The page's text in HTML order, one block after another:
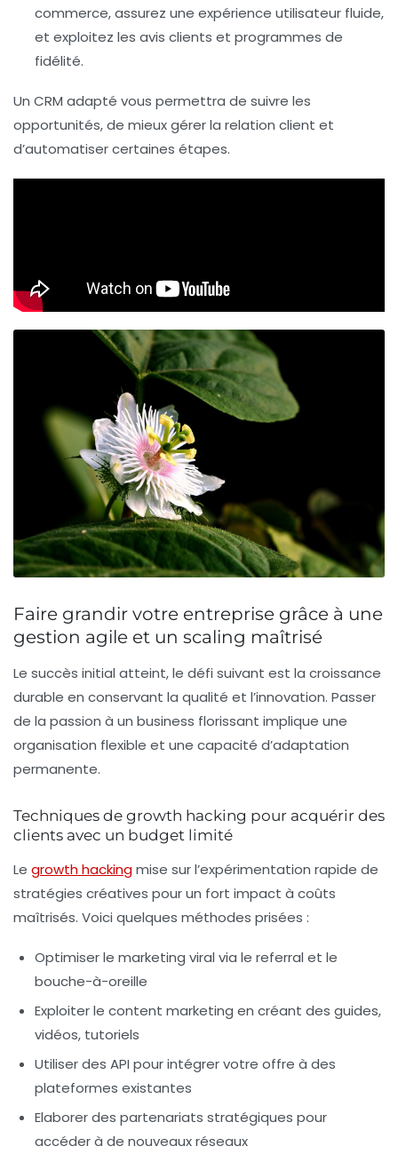
commerce, assurez une expérience utilisateur fluide,
et exploitez les avis clients et programmes de
fidélité.
Un CRM adapté vous permettra de suivre les
opportunités, de mieux gérer la relation client et
d’automatiser certaines étapes.
Faire grandir votre entreprise grâce à une
gestion agile et un scaling maîtrisé
Le succès initial atteint, le défi suivant est la croissance
durable en conservant la qualité et l’innovation. Passer
de la passion à un business florissant implique une
organisation flexible et une capacité d’adaptation
permanente.
Techniques de growth hacking pour acquérir des
clients avec un budget limité
Le growth hackingmise sur l’expérimentation rapide de
stratégies créatives pour un fort impact à coûts
maîtrisés. Voici quelques méthodes prisées :
Optimiser le marketing viral via le referral et le
bouche-à-oreille
Exploiter le content marketing en créant des guides,
vidéos, tutoriels
Utiliser des API pour intégrer votre offre à des
plateformes existantes
Elaborer des partenariats stratégiques pour
accéder à de nouveaux réseaux